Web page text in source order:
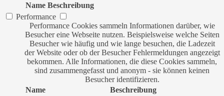
Name Beschreibung
Performance
Performance Cookies sammeln Informationen darüber, wie
Besucher eine Webseite nutzen. Beispielsweise welche Seiten
Besucher wie häufig und wie lange besuchen, die Ladezeit
der Website oder ob der Besucher Fehlermeldungen angezeigt
bekommen. Alle Informationen, die diese Cookies sammeln,
sind zusammengefasst und anonym - sie können keinen
Besucher identifizieren.
Name
Beschreibung